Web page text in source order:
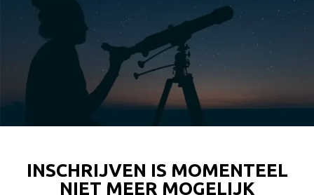
INSCHRIJVEN IS MOMENTEEL
NIET MEER MOGELIJK